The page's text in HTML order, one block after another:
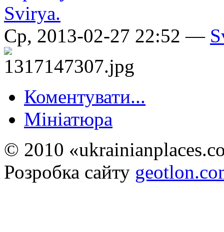
Ср, 2013-02-27 22:52 —
Коментувати...
Мініатюра
© 2010
Розробка сайту